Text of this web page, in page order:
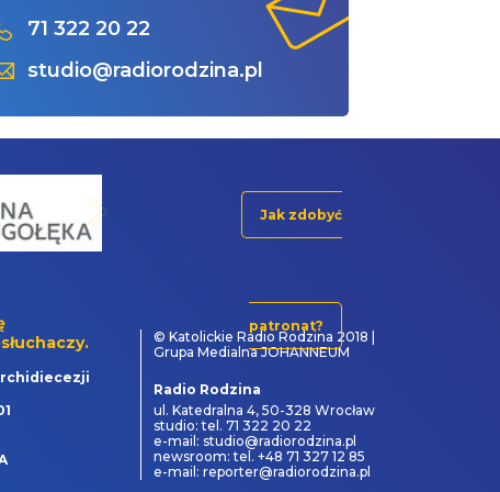
71 322 20 22
studio@radiorodzina.pl
Jak zdobyć
patronat?
© Katolickie Radio Rodzina 2018 |
Grupa Medialna JOHANNEUM
Radio Rodzina
ul. Katedralna 4, 50-328 Wrocław
studio: tel. 71 322 20 22
e-mail: studio@radiorodzina.pl
newsroom: tel. +48 71 327 12 85
e-mail: reporter@radiorodzina.pl